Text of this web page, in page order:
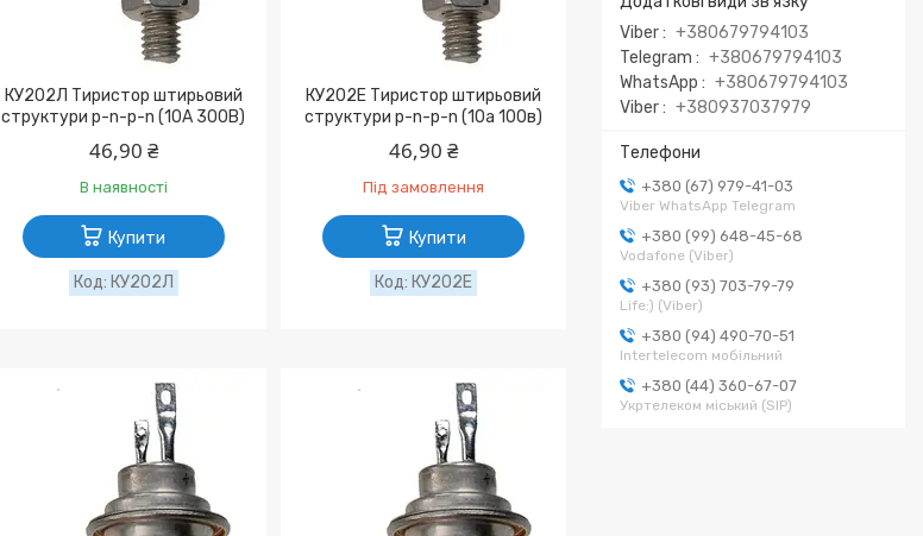
Viber
+380679794103
Telegram
+380679794103
WhatsApp
+380679794103
Viber
+380937037979
+380 (67) 979-41-03
Viber WhatsApp Telegram
+380 (99) 648-45-68
Vodafone (Viber)
+380 (93) 703-79-79
Life:) (Viber)
+380 (94) 490-70-51
Intertelecom мобільний
+380 (44) 360-67-07
Укртелеком міський (SIP)
КУ202Л Тиристор штирьовий
структури p-n-p-n (10А 300В)
46,90 ₴
В наявності
Купити
КУ202Л
КУ202Е Тиристор штирьовий
структури p-n-p-n (10а 100в)
46,90 ₴
Під замовлення
Купити
КУ202Е